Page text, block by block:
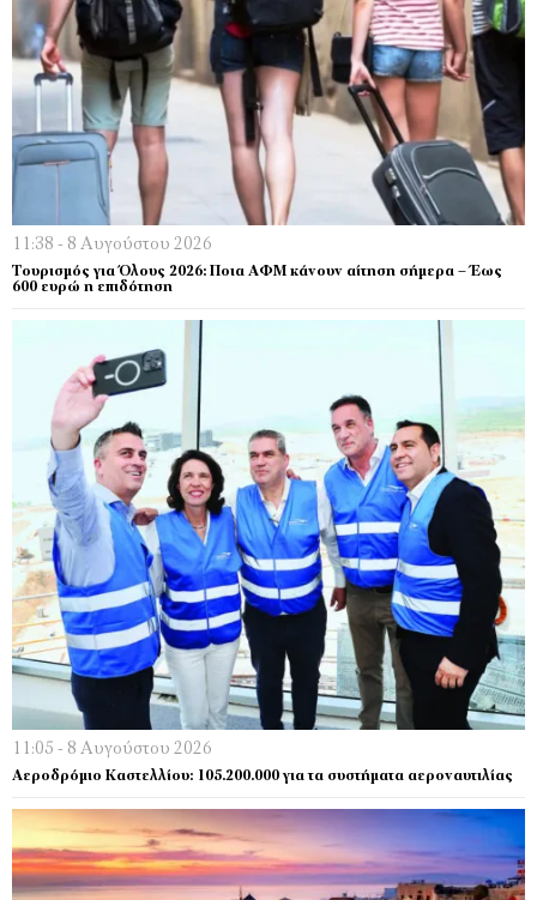
11:38 - 8 Αυγούστου 2026
Τουρισμός για Όλους 2026: Ποια ΑΦΜ κάνουν αίτηση σήμερα – Έως
600 ευρώ η επιδότηση
11:05 - 8 Αυγούστου 2026
Αεροδρόμιο Καστελλίου: 105.200.000 για τα συστήματα αεροναυτιλίας